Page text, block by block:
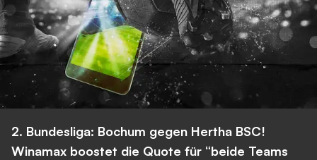
2. Bundesliga: Bochum gegen Hertha BSC!
Winamax boostet die Quote für “beide Teams